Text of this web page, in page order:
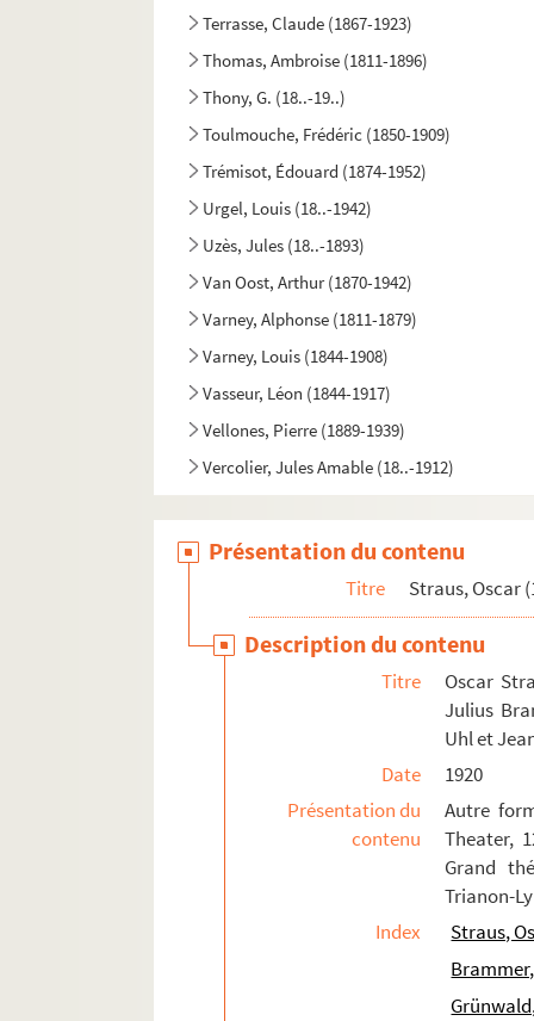
Terrasse, Claude (1867-1923)
Thomas, Ambroise (1811-1896)
Thony, G. (18..-19..)
Toulmouche, Frédéric (1850-1909)
Trémisot, Édouard (1874-1952)
Urgel, Louis (18..-1942)
Uzès, Jules (18..-1893)
Van Oost, Arthur (1870-1942)
Varney, Alphonse (1811-1879)
Varney, Louis (1844-1908)
Vasseur, Léon (1844-1917)
Vellones, Pierre (1889-1939)
Vercolier, Jules Amable (18..-1912)
Verdun, Henri (1895-1977)
Wachs, Frédéric (1825-1896)
Wagner, Richard (1813-1883)
Weber, Carl Maria von (1786-1826)
Widor, Charles-Marie (1844-1937)
Youmans, Vincent (1898-1946)
Yvain, Maurice (1891-1965)
Zandonai, Riccardo (1883-1944)
Présentation du contenu
Titre Straus, Oscar
Description du contenu
Titre
Oscar
Julius
Uhl et
Date
1920
Présentation du
contenu
Autre
Theater,
Grand
Trianon-
Index
Straus,